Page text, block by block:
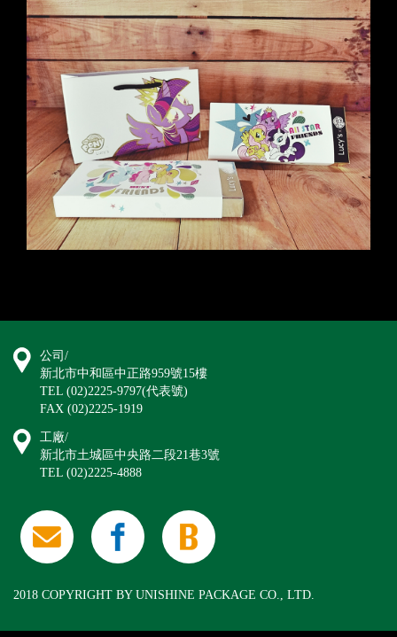
公司/
新北市中和區中正路959號15樓
TEL (02)2225-9797(代表號)
FAX (02)2225-1919
工廠/
新北市土城區中央路二段21巷3號
TEL (02)2225-4888
2018 COPYRIGHT BY UNISHINE PACKAGE CO., LTD.